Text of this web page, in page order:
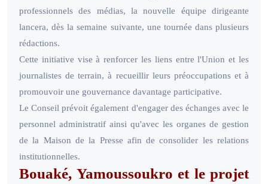
professionnels des médias, la nouvelle équipe dirigeante
lancera, dès la semaine suivante, une tournée dans plusieurs
rédactions.
Cette initiative vise à renforcer les liens entre l'Union et les
journalistes de terrain, à recueillir leurs préoccupations et à
promouvoir une gouvernance davantage participative.
Le Conseil prévoit également d'engager des échanges avec le
personnel administratif ainsi qu'avec les organes de gestion
de la Maison de la Presse afin de consolider les relations
institutionnelles.
Bouaké, Yamoussoukro et le projet